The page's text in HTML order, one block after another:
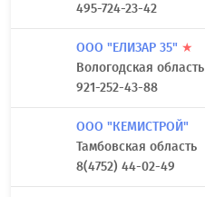
495-724-23-42
ООО "ЕЛИЗАР 35" ★
Вологодская область
921-252-43-88
ООО "КЕМИСТРОЙ"
Тамбовская область
8(4752) 44-02-49